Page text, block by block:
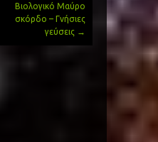
Βιολογικό Μαύρο
σκόρδο – Γνήσιες
γεύσεις →